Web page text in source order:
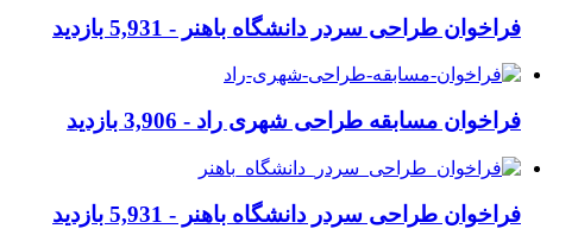
فراخوان طراحی سردر دانشگاه باهنر - 5,931 بازدید
فراخوان مسابقه طراحی شهری راد - 3,906 بازدید
فراخوان طراحی سردر دانشگاه باهنر - 5,931 بازدید